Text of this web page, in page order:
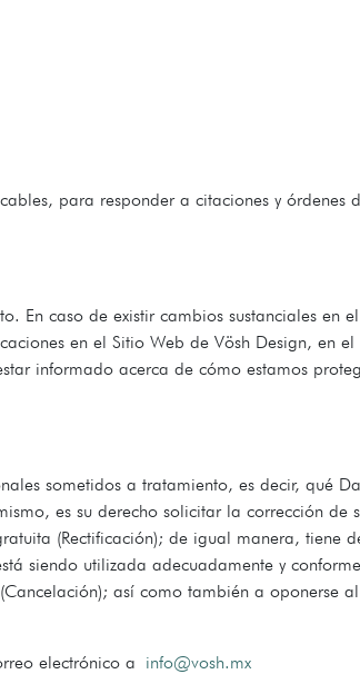
para responder a citaciones y órdenes
En caso de existir cambios sustanciales en el
en el Sitio Web de Vösh Design, en el
informado acerca de cómo estamos
sometidos a tratamiento, es decir, qué
es su derecho solicitar la corrección de
(Rectificación); de igual manera, tiene
siendo utilizada adecuadamente y
así como también a oponerse
electrónico a info@vosh.mx